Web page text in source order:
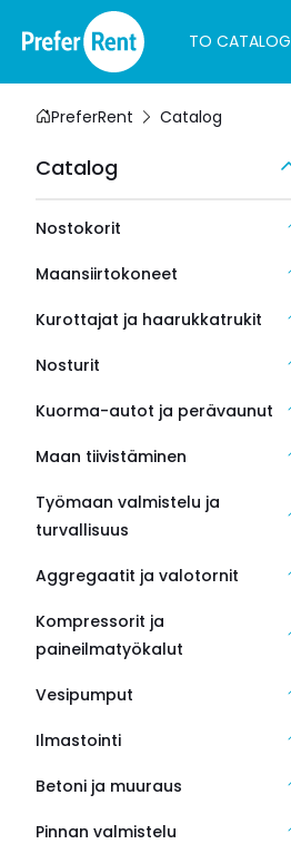
TO CATALOG
PreferRent Catalog
Catalog
Nostokorit
Maansiirtokoneet
Kurottajat ja haarukkatrukit
Nosturit
Kuorma-autot ja perävaunut
Maan tiivistäminen
Työmaan valmistelu ja
turvallisuus
Aggregaatit ja valotornit
Kompressorit ja
paineilmatyökalut
Vesipumput
Ilmastointi
Betoni ja muuraus
Pinnan valmistelu